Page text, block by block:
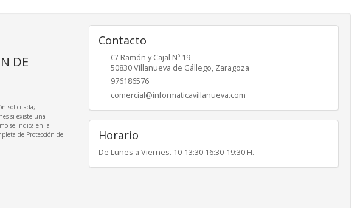
DE
solicitada;
si existe una
se indica en la
de Protección de
Contacto
C/ Ramón y Cajal Nº 19
50830Villanueva de Gállego, Zaragoza
976186576
comercial@informaticavillanueva.com
Horario
De Lunes a Viernes. 10-13:30 16:30-19:30 H.